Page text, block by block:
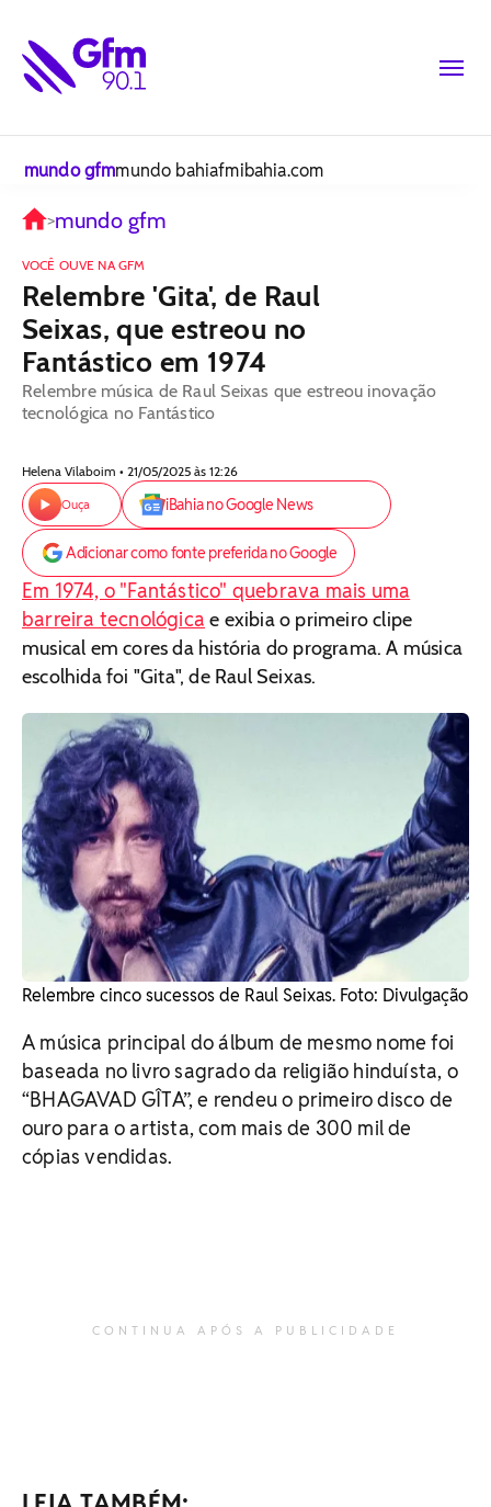
mundo gfmmundo bahiafmibahia.com
>mundo gfm
VOCÊ OUVE NA GFM
Relembre 'Gita', de Raul
Seixas, que estreou no
Fantástico em 1974
Relembre música de Raul Seixas que estreou inovação
tecnológica no Fantástico
Helena Vilaboim • 21/05/2025 às 12:26
Ouça iBahia no Google News
Adicionar como fonte preferida no Google
Em 1974, o "Fantástico" quebrava mais uma
barreira tecnológica e exibia o primeiro clipe
musical em cores da história do programa. A música
escolhida foi "Gita", de Raul Seixas.
Relembre cinco sucessos de Raul Seixas. Foto: Divulgação
A música principal do álbum de mesmo nome foi
baseada no livro sagrado da religião hinduísta, o
“BHAGAVAD GÎTA”, e rendeu o primeiro disco de
ouro para o artista, com mais de 300 mil de
cópias vendidas.
CONTINUA APÓS A PUBLICIDADE